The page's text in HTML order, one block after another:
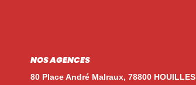
NOS AGENCES
80 Place André Malraux, 78800 HOUILLES